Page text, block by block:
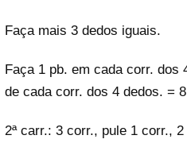
Faça mais 3 dedos iguais.
Faça 1 pb. em cada corr. dos
de cada corr. dos 4 dedos. =
2ª carr.: 3 corr., pule 1 corr.,